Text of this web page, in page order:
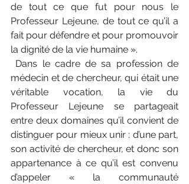
de tout ce que fut pour nous le
Professeur Lejeune, de tout ce qu’il a
fait pour défendre et pour promouvoir
la dignité de la vie humaine ».
médecin et de chercheur, qui était une
véritable vocation, la vie du
Professeur Lejeune se partageait
entre deux domaines qu’il convient de
distinguer pour mieux unir : d’une part,
son activité de chercheur, et donc son
appartenance à ce qu’il est convenu
d’appeler « la communauté